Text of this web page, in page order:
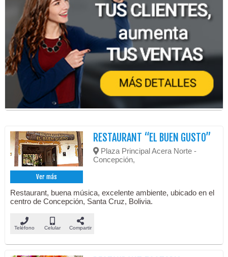
Ver más
RESTAURANT “EL BUEN GUSTO”
Plaza Principal Acera Norte -
Concepción,
Restaurant, buena música, excelente ambiente, ubicado en el
centro de Concepción, Santa Cruz, Bolivia.
Teléfono Celular Compartir